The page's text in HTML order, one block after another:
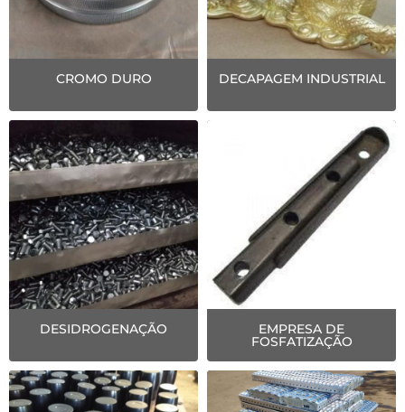
CROMO DURO DECAPAGEM INDUSTRIAL
DESIDROGENAÇÃO EMPRESA DE
FOSFATIZAÇÃO